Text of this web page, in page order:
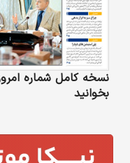
نسخه کامل شماره امروز
بخوانید